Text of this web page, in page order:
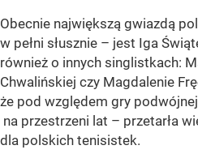
Obecnie największą gwiazdą
w pełni słusznie – jest Iga
również o innych singlistkach:
Chwalińskiej czy Magdalenie
że pod względem gry
na przestrzeni lat – przetarła
dla polskich tenisistek.